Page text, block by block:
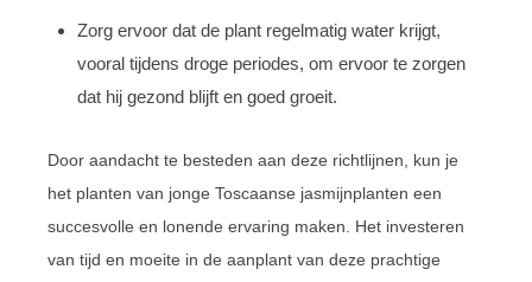
Zorg ervoor dat de plant regelmatig water krijgt,
vooral tijdens droge periodes, om ervoor te zorgen
dat hij gezond blijft en goed groeit.
Door aandacht te besteden aan deze richtlijnen, kun je
het planten van jonge Toscaanse jasmijnplanten een
succesvolle en lonende ervaring maken. Het investeren
van tijd en moeite in de aanplant van deze prachtige